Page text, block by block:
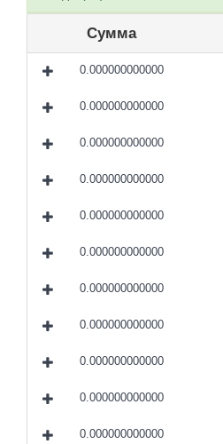
Сумма
0.000000000000
0.000000000000
0.000000000000
0.000000000000
0.000000000000
0.000000000000
0.000000000000
0.000000000000
0.000000000000
0.000000000000
0.000000000000